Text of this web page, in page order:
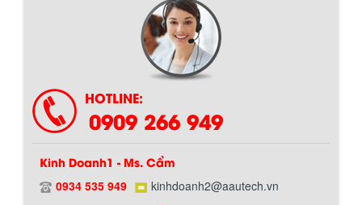
HOTLINE:
0909 266 949
Kinh Doanh1 - Ms. Cẩm
0934 535 949 kinhdoanh2@aautech.vn